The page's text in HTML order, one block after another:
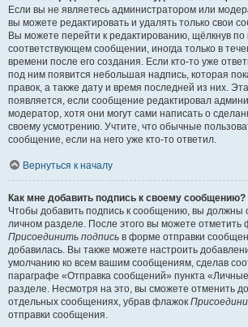
Если вы не являетесь администратором или
вы можете редактировать и удалять только свои
Вы можете перейти к редактированию, щёлкнув по
соответствующем сообщении, иногда только в
времени после его создания. Если кто-то уже
под ним появится небольшая надпись, которая
правок, а также дату и время последней из них.
появляется, если сообщение редактировал
модератор, хотя они могут сами написать о
своему усмотрению. Учтите, что обычные
сообщение, если на него уже кто-то ответил.
Вернуться к началу
Как мне добавить подпись к своему сообщению?
Чтобы добавить подпись к сообщению, вы должны
личном разделе. После этого вы можете отметить
Присоединить подпись в форме отправки
добавилась. Вы также можете настроить
умолчанию ко всем вашим сообщениям, сделав
параграфе «Отправка сообщений» пункта
разделе. Несмотря на это, вы сможете отменить
отдельных сообщениях, убрав флажок
отправки сообщения.